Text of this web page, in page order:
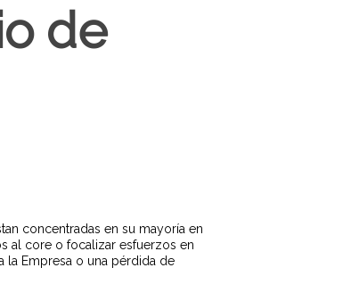
de
concentradas en su mayoría en
al core o focalizar esfuerzos en
la Empresa o una pérdida de